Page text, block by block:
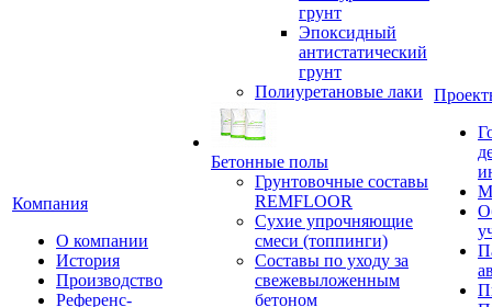
Компания
О компании
История
Производство
Референс-
грунт
Эпоксидный
антистатический
грунт
Полиуретановые лаки
Бетонные полы
Грунтовочные составы
REMFLOOR
Сухие упрочняющие
смеси (топпинги)
Составы по уходу за
свежевыложенным
бетоном